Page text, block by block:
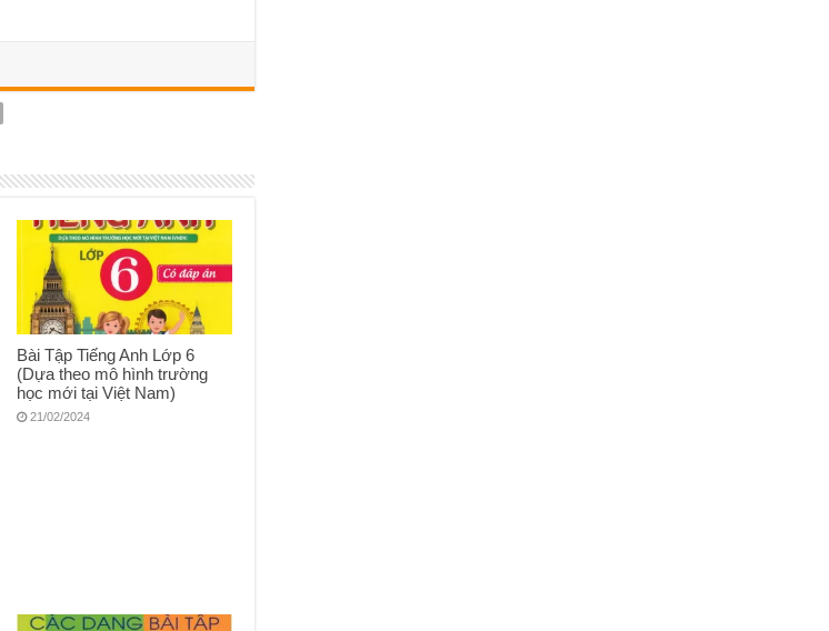
Bài Tập Tiếng Anh Lớp 6
(Dựa theo mô hình trường
học mới tại Việt Nam)
21/02/2024